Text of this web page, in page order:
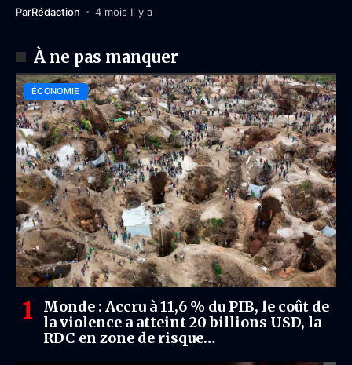
ParRédaction 4 mois Il y a
À ne pas manquer
ÉCONOMIE
Monde : Accru à 11,6 % du PIB, le coût de
la violence a atteint 20 billions USD, la
RDC en zone de risque